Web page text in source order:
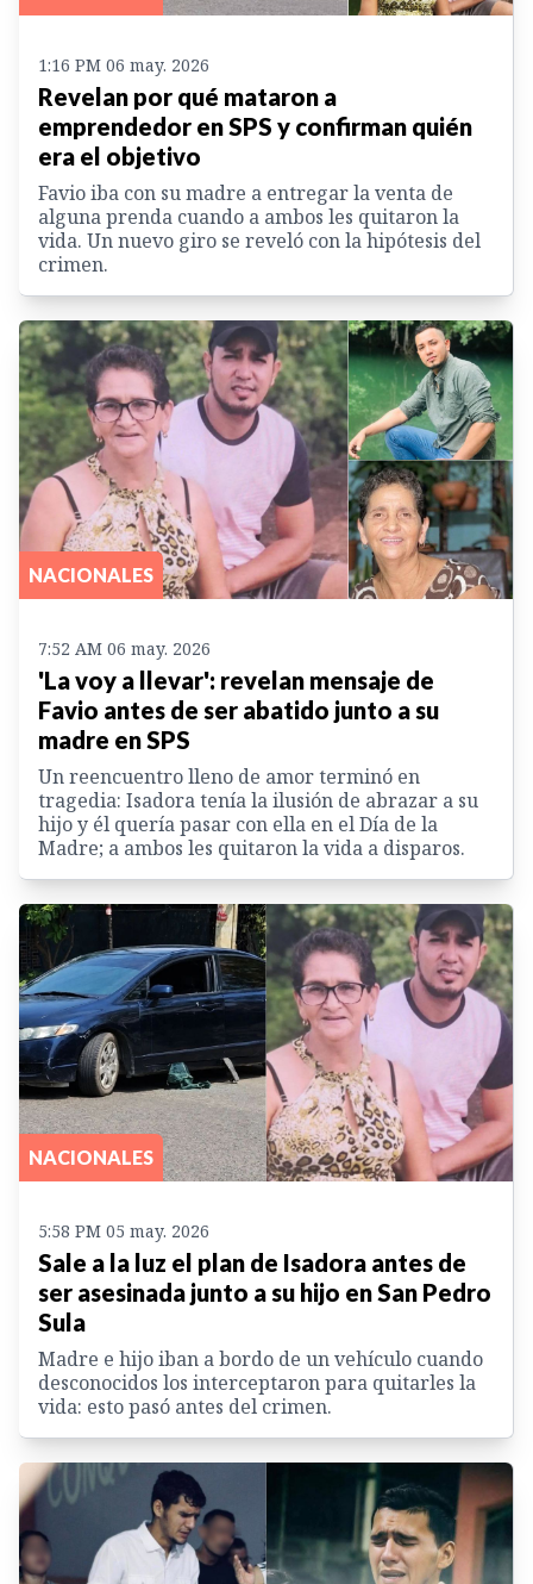
1:16 PM 06 may. 2026
Revelan por qué mataron a
emprendedor en SPS y confirman quién
era el objetivo
Favio iba con su madre a entregar la venta de
alguna prenda cuando a ambos les quitaron la
vida. Un nuevo giro se reveló con la hipótesis del
crimen.
NACIONALES
7:52 AM 06 may. 2026
'La voy a llevar': revelan mensaje de
Favio antes de ser abatido junto a su
madre en SPS
Un reencuentro lleno de amor terminó en
tragedia: Isadora tenía la ilusión de abrazar a su
hijo y él quería pasar con ella en el Día de la
Madre; a ambos les quitaron la vida a disparos.
NACIONALES
5:58 PM 05 may. 2026
Sale a la luz el plan de Isadora antes de
ser asesinada junto a su hijo en San Pedro
Sula
Madre e hijo iban a bordo de un vehículo cuando
desconocidos los interceptaron para quitarles la
vida: esto pasó antes del crimen.